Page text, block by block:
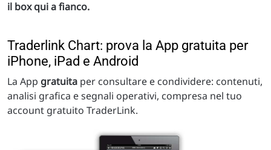
il box qui a fianco.
Traderlink Chart: prova la App gratuita per
iPhone, iPad e Android
La App gratuita per consultare e condividere: contenuti,
analisi grafica e segnali operativi, compresa nel tuo
account gratuito TraderLink.